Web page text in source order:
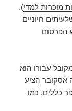
מוכרות למדי).
חיוניים
הפרסום
עבורו הוא
הציע
כללים, כמו